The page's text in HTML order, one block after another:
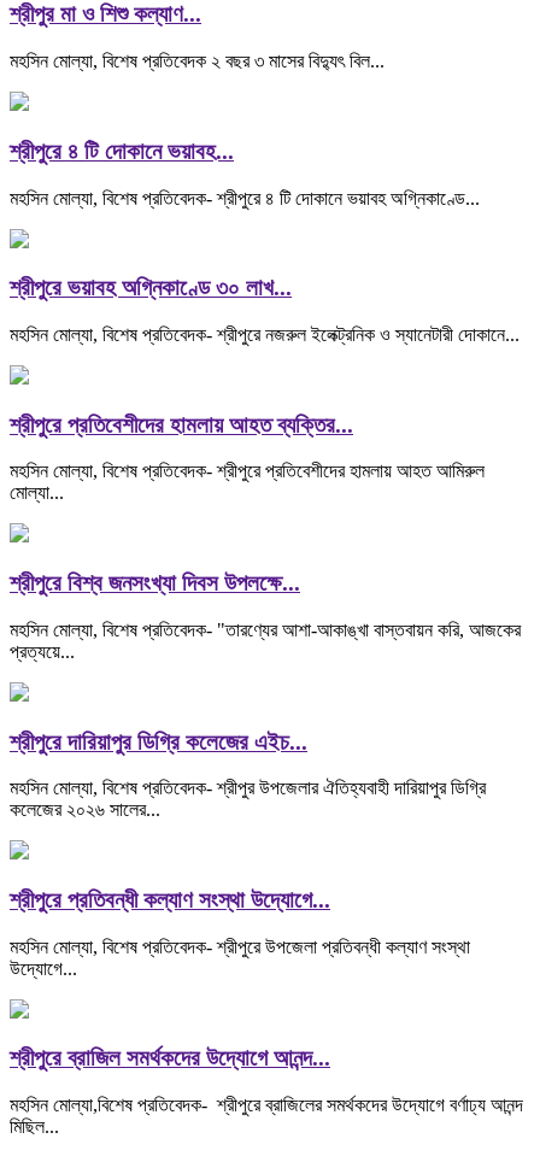
শ্রীপুর মা ও শিশু কল্যাণ...
মহসিন মোল্যা, বিশেষ প্রতিবেদক ২ বছর ৩ মাসের বিদ্যুৎ বিল...
শ্রীপুরে ৪ টি দোকানে ভয়াবহ...
মহসিন মোল্যা, বিশেষ প্রতিবেদক- শ্রীপুরে ৪ টি দোকানে ভয়াবহ অগ্নিকাণ্ডে...
শ্রীপুরে ভয়াবহ অগ্নিকাণ্ডে ৩০ লাখ...
মহসিন মোল্যা, বিশেষ প্রতিবেদক- শ্রীপুরে নজরুল ইলেক্ট্রনিক ও স্যানেটারী দোকানে...
শ্রীপুরে প্রতিবেশীদের হামলায় আহত ব্যক্তির...
মহসিন মোল্যা, বিশেষ প্রতিবেদক- শ্রীপুরে প্রতিবেশীদের হামলায় আহত আমিরুল
মোল্যা...
শ্রীপুরে বিশ্ব জনসংখ্যা দিবস উপলক্ষে...
মহসিন মোল্যা, বিশেষ প্রতিবেদক- "তারণ্যের আশা-আকাঙ্খা বাস্তবায়ন করি, আজকের
প্রত্যয়ে...
শ্রীপুরে দারিয়াপুর ডিগ্রি কলেজের এইচ...
মহসিন মোল্যা, বিশেষ প্রতিবেদক- শ্রীপুর উপজেলার ঐতিহ্যবাহী দারিয়াপুর ডিগ্রি
কলেজের ২০২৬ সালের...
শ্রীপুরে প্রতিবন্ধী কল্যাণ সংস্থা উদ্যোগে...
মহসিন মোল্যা, বিশেষ প্রতিবেদক- শ্রীপুরে উপজেলা প্রতিবন্ধী কল্যাণ সংস্থা
উদ্যোগে...
শ্রীপুরে ব্রাজিল সমর্থকদের উদ্যোগে আনন্দ...
মহসিন মোল্যা,বিশেষ প্রতিবেদক- শ্রীপুরে ব্রাজিলের সমর্থকদের উদ্যোগে বর্ণাঢ্য আনন্দ
মিছিল...